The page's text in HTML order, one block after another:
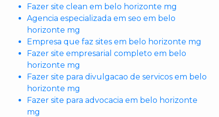
Fazer site clean em belo horizonte mg
Agencia especializada em seo em belo
horizonte mg
Empresa que faz sites em belo horizonte mg
Fazer site empresarial completo em belo
horizonte mg
Fazer site para divulgacao de servicos em belo
horizonte mg
Fazer site para advocacia em belo horizonte
mg